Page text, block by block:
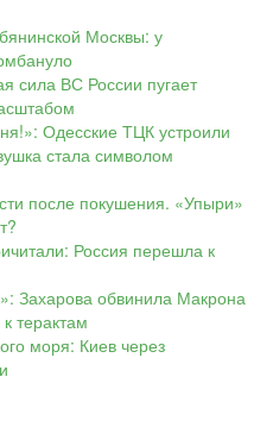
Москвы: у
сила ВС России пугает
Одесские ТЦК устроили
стала символом
после покушения. «Упыри»
Россия перешла к
Захарова обвинила Макрона
терактам
моря: Киев через